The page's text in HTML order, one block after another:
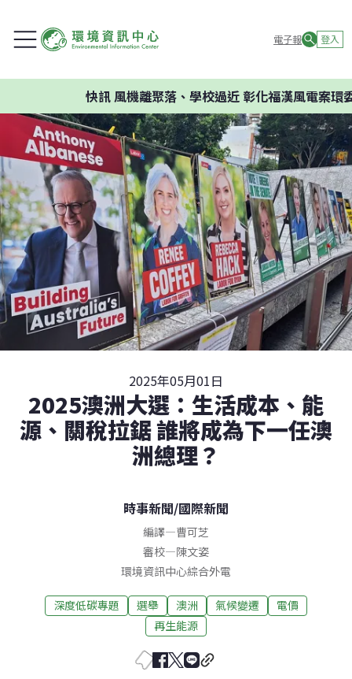
電子報 登入
風機離聚落、學校過近 彰化福漢風電案環委建議不
2025年05月01日
2025澳洲大選：生活成本、能
源、關稅拉鋸 誰將成為下一任澳
洲總理？
時事新聞/國際新聞
編譯—曹可芝
審校—陳文姿
環境資訊中心綜合外電
深度低碳專題 選舉 澳洲 氣候變遷
電價
再生能源